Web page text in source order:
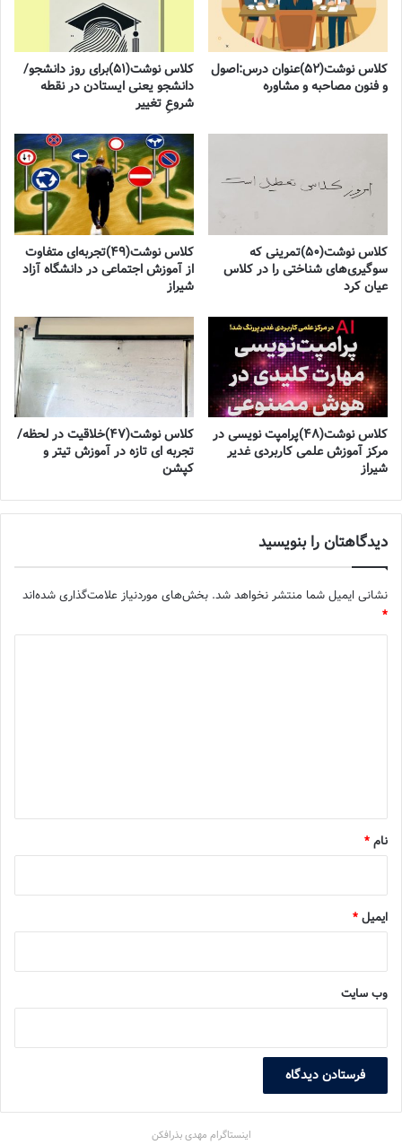
کلاس نوشت(۵۲)عنوان درس:اصول
و فنون مصاحبه و مشاوره
کلاس نوشت(۵۱)برای روز دانشجو/
دانشجو یعنی ایستادن در نقطه
شروعِ تغییر
کلاس نوشت(۵۰)تمرینی که
سوگیری‌های شناختی را در کلاس
عیان کرد
کلاس نوشت(۴۹)تجربه‌ای متفاوت
از آموزش اجتماعی در دانشگاه آزاد
شیراز
کلاس نوشت(۴۸)پرامپت نویسی در
مرکز آموزش علمی کاربردی غدیر
شیراز
کلاس نوشت(۴۷)خلاقیت در لحظه/
تجربه ای تازه در آموزش تیتر و
کپشن
دیدگاهتان را بنویسید
نشانی ایمیل شما منتشر نخواهد شد. بخش‌های موردنیاز علامت‌گذاری شده‌اند
*
نام*
ایمیل*
وب‌ سایت
اینستاگرام مهدی بذرافکن